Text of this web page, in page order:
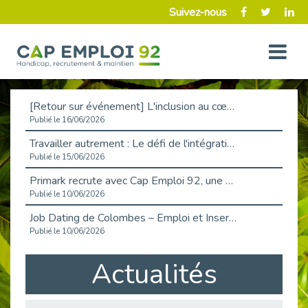
Suivez-nous
[Retour sur événement] L'inclusion au cœur de la Place de l'Emploi à La Défense !
Publié le 16/06/2026
Travailler autrement : Le défi de l'intégration des maladies chroniques en entreprise
Publié le 15/06/2026
Primark recrute avec Cap Emploi 92, une matinée couronnée de succès !
Publié le 10/06/2026
Job Dating de Colombes – Emploi et Insertion
Publié le 10/06/2026
Aborder l'entretien et la situation de handicap en toute confiance
Publié le 09/06/2026
Retour sur l’atelier « Optimiser sa recherche d’emploi »
Actualités